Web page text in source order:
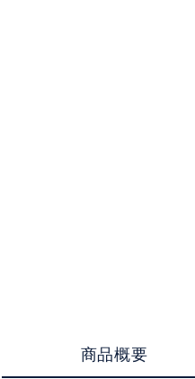
商品概要